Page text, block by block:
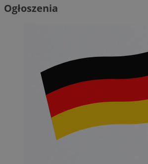
Ogłoszenia